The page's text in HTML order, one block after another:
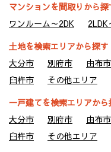
マンションを間取りから探
ワンルーム～2DK
2LDK
土地を検索エリアから探す
大分市
別府市 由布市
臼杵市
その他エリア
一戸建てを検索エリアから
大分市
別府市 由布市
臼杵市
その他エリア